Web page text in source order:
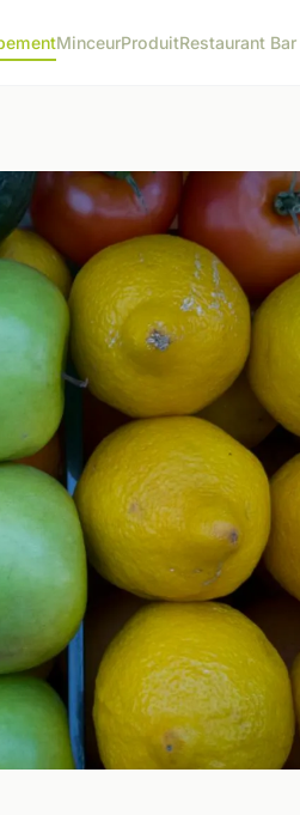
MinceurProduitRestaurant Bar